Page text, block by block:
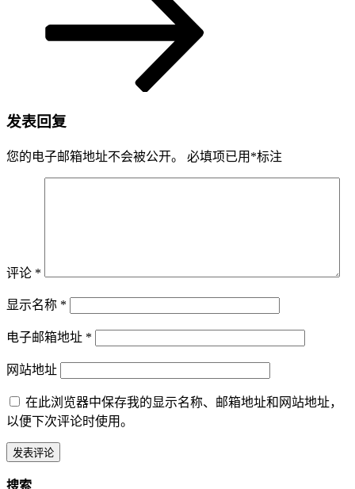
发表回复
您的电子邮箱地址不会被公开。 必填项已用 *标注
评论 *
显示名称 *
电子邮箱地址 *
网站地址
在此浏览器中保存我的显示名称、邮箱地址和网站地址，
以便下次评论时使用。
搜索